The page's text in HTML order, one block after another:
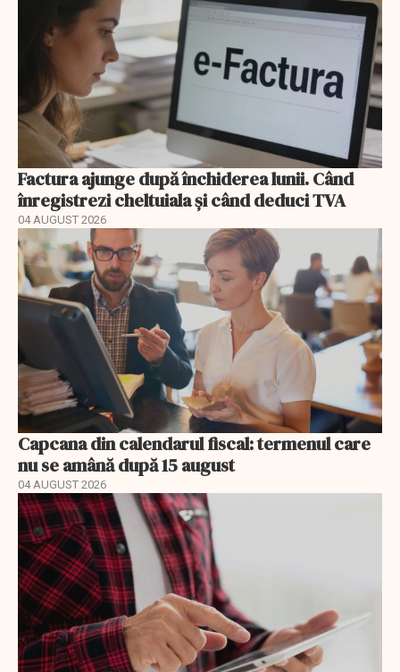
Factura ajunge după închiderea lunii. Când
înregistrezi cheltuiala și când deduci TVA
04 AUGUST 2026
Capcana din calendarul fiscal: termenul care
nu se amână după 15 august
04 AUGUST 2026